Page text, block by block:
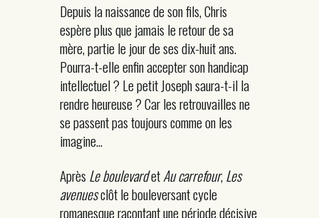
Depuis la naissance de son fils, Chris
espère plus que jamais le retour de sa
mère, partie le jour de ses dix-huit ans.
Pourra-t-elle enfin accepter son handicap
intellectuel ? Le petit Joseph saura-t-il la
rendre heureuse ? Car les retrouvailles ne
se passent pas toujours comme on les
imagine…
Après Le boulevardetAu carrefour,Les
avenuesclôt le bouleversant cycle
romanesque racontant une période décisive